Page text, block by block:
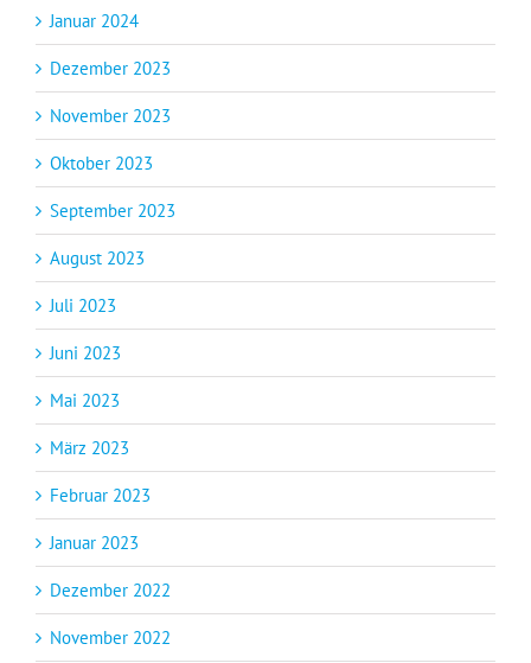
Januar 2024
Dezember 2023
November 2023
Oktober 2023
September 2023
August 2023
Juli 2023
Juni 2023
Mai 2023
März 2023
Februar 2023
Januar 2023
Dezember 2022
November 2022